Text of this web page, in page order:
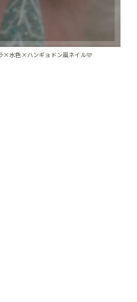
×水色×ハンギョドン風ネイル🩵